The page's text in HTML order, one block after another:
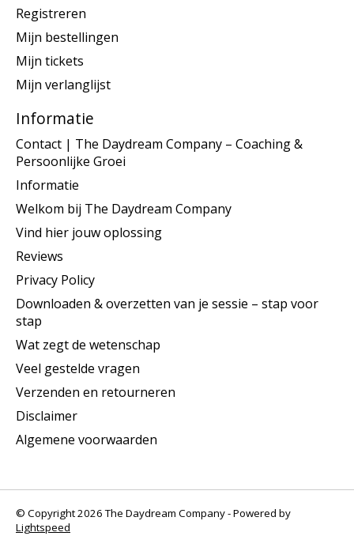
Registreren
Mijn bestellingen
Mijn tickets
Mijn verlanglijst
Informatie
Contact | The Daydream Company – Coaching &
Persoonlijke Groei
Informatie
Welkom bij The Daydream Company
Vind hier jouw oplossing
Reviews
Privacy Policy
Downloaden & overzetten van je sessie – stap voor
stap
Wat zegt de wetenschap
Veel gestelde vragen
Verzenden en retourneren
Disclaimer
Algemene voorwaarden
© Copyright 2026 The Daydream Company - Powered by
Lightspeed